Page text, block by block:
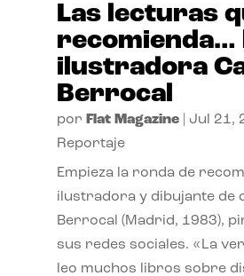
Las lecturas
recomienda…
ilustradora
Berrocal
por Flat Magazine| Jul 21,
Reportaje
Empieza la ronda de
ilustradora y dibujante de
Berrocal (Madrid, 1983),
sus redes sociales. «La
leo muchos libros sobre